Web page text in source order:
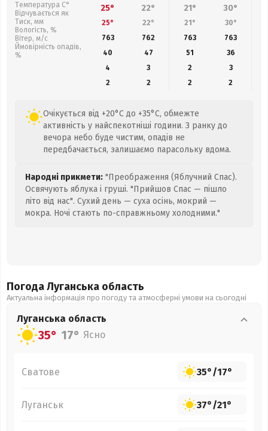
Температура С°
Відчувається як
Тиск, мм
Вологість, %
Вітер, м/с
Ймовірність опадів,
%
25° 22° 21° 30°
25° 22° 21° 30°
763
762 763 763
40
47 51 36
4
3 2
3
2
2 2 2
Очікується від +20°C до +35°C, обмежте
активність у найспекотніші години. З ранку до
вечора небо буде чистим, опадів не
передбачається, залишаємо парасольку вдома.
Народні прикмети: "Преображення (Яблучний Спас).
Освячують яблука і груші. "Прийшов Спас — пішло
літо від нас". Сухий день — суха осінь, мокрий —
мокра. Ночі стають по-справжньому холодними."
Погода Луганська область
Актуальна інформація про погоду та атмосферні умови на сьогодні
Луганська область
35° 17° Ясно
Сватове 35°/17°
Луганськ 37°/21°